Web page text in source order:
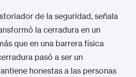
de la seguridad, señala
la cerradura en un
que en una barrera física
pasó a ser un
honestas a las personas